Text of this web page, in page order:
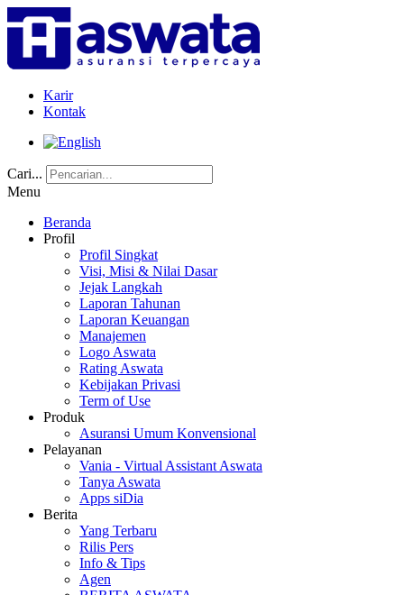
Karir
Kontak
Cari...
Menu
Beranda
Profil
Profil Singkat
Visi, Misi & Nilai Dasar
Jejak Langkah
Laporan Tahunan
Laporan Keuangan
Manajemen
Logo Aswata
Rating Aswata
Kebijakan Privasi
Term of Use
Produk
Asuransi Umum Konvensional
Pelayanan
Vania - Virtual Assistant Aswata
Tanya Aswata
Apps siDia
Berita
Yang Terbaru
Rilis Pers
Info & Tips
Agen